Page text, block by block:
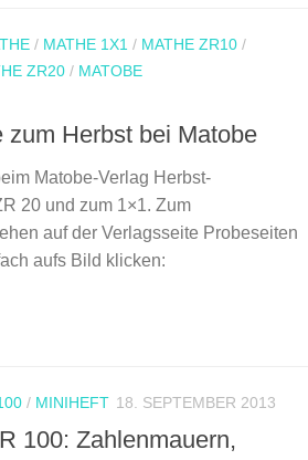
/ MATHE 1X1 / MATHE ZR10 /
ZR20 / MATOBE
zum Herbst bei Matobe
Matobe-Verlag Herbst-
20 und zum 1×1. Zum
auf der Verlagsseite Probeseiten
aufs Bild klicken:
/ MINIHEFT 18. SEPTEMBER 2013
100: Zahlenmauern,